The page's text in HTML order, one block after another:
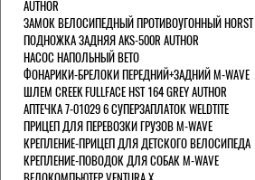
AUTHOR
ЗАМОК ВЕЛОСИПЕДНЫЙ ПРОТИВОУГОННЫЙ HORST
ПОДНОЖКА ЗАДНЯЯ AKS-500R AUTHOR
НАСОС НАПОЛЬНЫЙ BETO
ФОНАРИКИ-БРЕЛОКИ ПЕРЕДНИЙ+ЗАДНИЙ M-WAVE
ШЛЕМ CREEK FULLFACE HST 164 GREY AUTHOR
АПТЕЧКА 7-01029 6 СУПЕРЗАПЛАТОК WELDTITE
ПРИЦЕП ДЛЯ ПЕРЕВОЗКИ ГРУЗОВ M-WAVE
КРЕПЛЕНИЕ-ПРИЦЕП ДЛЯ ДЕТСКОГО ВЕЛОСИПЕДА
КРЕПЛЕНИЕ-ПОВОДОК ДЛЯ СОБАК M-WAVE